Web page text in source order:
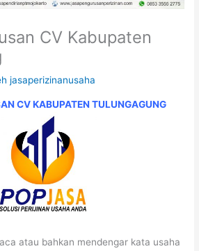
CV Kabupaten
jasaperizinanusaha
CV KABUPATEN TULUNGAGUNG
atau bahkan mendengar kata usaha